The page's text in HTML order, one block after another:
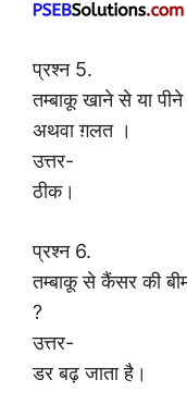
प्रश्न 5.
तम्बाकू खाने से या
अथवा ग़लत ।
उत्तर-
ठीक।
प्रश्न 6.
तम्बाकू से कैंसर की
?
उत्तर-
डर बढ़ जाता है।